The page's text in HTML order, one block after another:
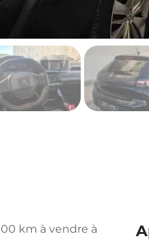
km à vendre à